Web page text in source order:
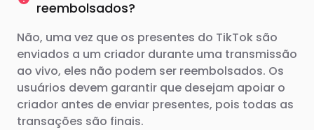
reembolsados?
Não, uma vez que os presentes do TikTok são
enviados a um criador durante uma transmissão
ao vivo, eles não podem ser reembolsados. Os
usuários devem garantir que desejam apoiar o
criador antes de enviar presentes, pois todas as
transações são finais.